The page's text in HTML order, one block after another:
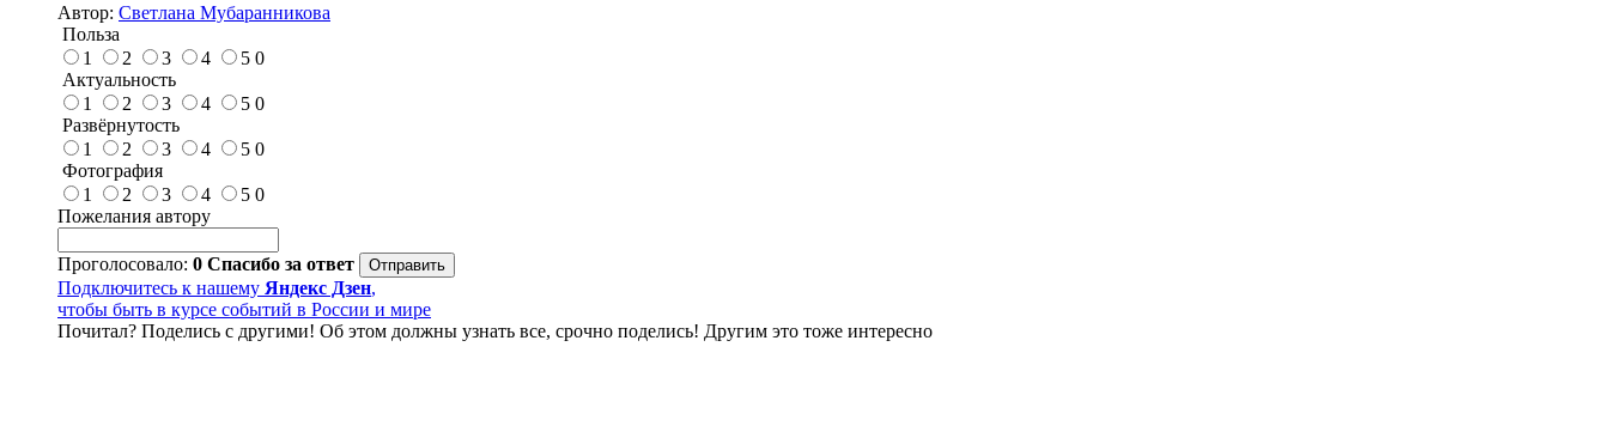
Автор: Светлана Мубаранникова
Польза
1
2 3 4 5 0
Актуальность
1
2 3 4 5 0
Развёрнутость
1
2 3 4 5 0
Фотография
1
2 3 4 5 0
Пожелания автору
Проголосовало: 0 Спасибо за ответ
Подключитесь к нашему Яндекс Дзен,
чтобы быть в курсе событий в России и мире
Почитал? Поделись с другими! Об этом должны узнать все, срочно поделись! Другим это тоже интересно